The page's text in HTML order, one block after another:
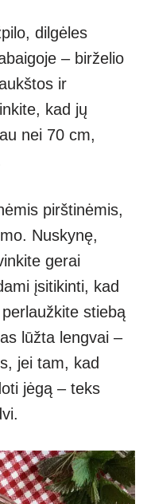
dilgėles
– birželio
ir
kad jų
nei 70 cm,
pirštinėmis,
Nuskynę,
gerai
įsitikinti, kad
stiebą
lūžta lengvai –
jei tam, kad
jėgą – teks